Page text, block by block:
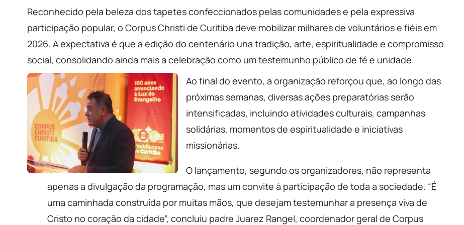
Reconhecido pela beleza dos tapetes confeccionados pelas comunidades e pela expressiva
participação popular, o Corpus Christi de Curitiba deve mobilizar milhares de voluntários e fiéis em
2026. A expectativa é que a edição do centenário una tradição, arte, espiritualidade e compromisso
social, consolidando ainda mais a celebração como um testemunho público de fé e unidade.
Ao final do evento, a organização reforçou que, ao longo das
próximas semanas, diversas ações preparatórias serão
intensificadas, incluindo atividades culturais, campanhas
solidárias, momentos de espiritualidade e iniciativas
missionárias.
O lançamento, segundo os organizadores, não representa
apenas a divulgação da programação, mas um convite à participação de toda a sociedade. “É
uma caminhada construída por muitas mãos, que desejam testemunhar a presença viva de
Cristo no coração da cidade”, concluiu padre Juarez Rangel, coordenador geral de Corpus